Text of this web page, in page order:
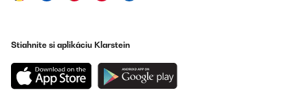
Stiahnite si aplikáciu Klarstein